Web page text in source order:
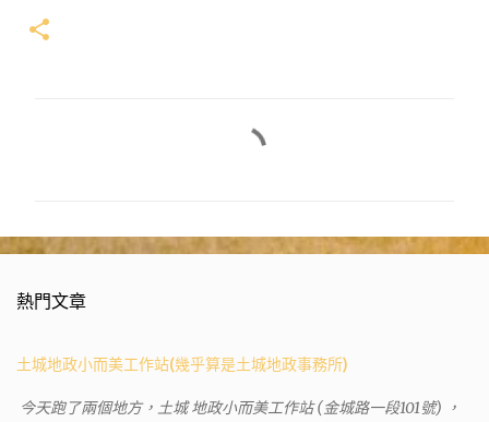
熱門文章
土城地政小而美工作站(幾乎算是土城地政事務所)
今天跑了兩個地方，土城 地政小而美工作站 (金城路一段101號) ，